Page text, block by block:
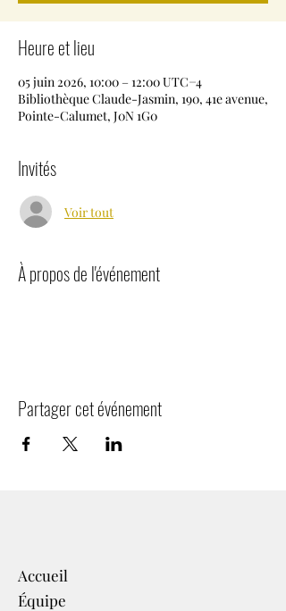
Heure et lieu
05 juin 2026, 10:00 – 12:00 UTC−4
Bibliothèque Claude-Jasmin, 190, 41e avenue,
Pointe-Calumet, J0N 1G0
Invités
Voir tout
À propos de l'événement
Partager cet événement
Accueil
Équipe